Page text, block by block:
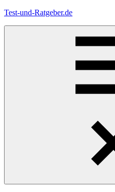
Zum
Test-und-Ratgeber.de